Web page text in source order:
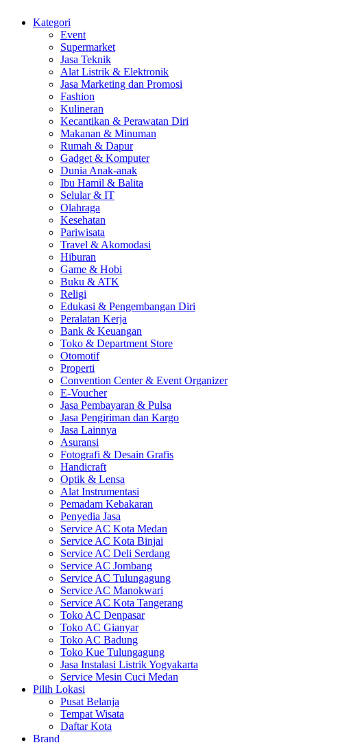
Kategori
Event
Supermarket
Jasa Teknik
Alat Listrik & Elektronik
Jasa Marketing dan Promosi
Fashion
Kulineran
Kecantikan & Perawatan Diri
Makanan & Minuman
Rumah & Dapur
Gadget & Komputer
Dunia Anak-anak
Ibu Hamil & Balita
Selular & IT
Olahraga
Kesehatan
Pariwisata
Travel & Akomodasi
Hiburan
Game & Hobi
Buku & ATK
Religi
Edukasi & Pengembangan Diri
Peralatan Kerja
Bank & Keuangan
Toko & Department Store
Otomotif
Properti
Convention Center & Event Organizer
E-Voucher
Jasa Pembayaran & Pulsa
Jasa Pengiriman dan Kargo
Jasa Lainnya
Asuransi
Fotografi & Desain Grafis
Handicraft
Optik & Lensa
Alat Instrumentasi
Pemadam Kebakaran
Penyedia Jasa
Service AC Kota Medan
Service AC Kota Binjai
Service AC Deli Serdang
Service AC Jombang
Service AC Tulungagung
Service AC Manokwari
Service AC Kota Tangerang
Toko AC Denpasar
Toko AC Gianyar
Toko AC Badung
Toko Kue Tulungagung
Jasa Instalasi Listrik Yogyakarta
Service Mesin Cuci Medan
Pilih Lokasi
Pusat Belanja
Tempat Wisata
Daftar Kota
Brand